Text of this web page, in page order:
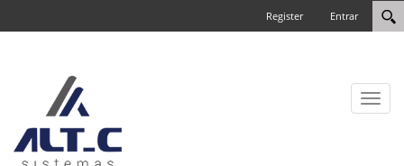
Entrar
Register
Toggle